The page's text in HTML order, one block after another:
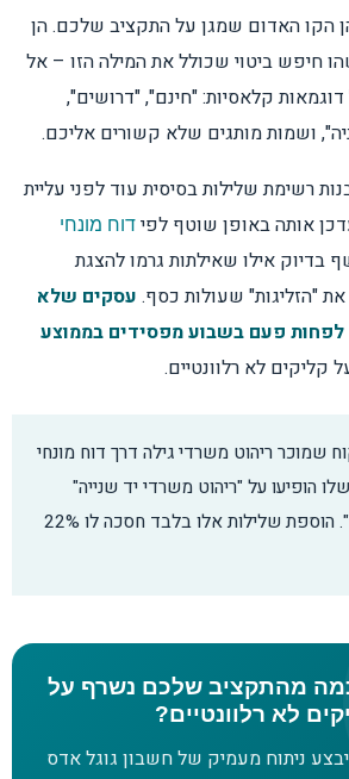
הקו האדום שמגן על התקציב שלכם. הן
חיפש ביטוי שכולל את המילה הזו – אל
קלאסיות: "חינם", "דרושים",
ושמות מותגים שלא קשורים אליכם.
רשימת שלילות בסיסית עוד לפני עליית
אותה באופן שוטף לפי דוח מונחי
בדיוק אילו שאילתות גרמו להצגת
"הזליגות" שעולות כסף. עסקים שלא
לפחות פעם בשבוע מפסידים בממוצע
קליקים לא רלוונטיים.
שמוכר ריהוט משרדי גילה דרך דוח מונחי
הופיעו על "ריהוט משרדי יד שנייה"
ו"ריהוט משרדי חינם". הוספת שלילות אלו בלבד חסכה לו 22%
מהתקציב שלכם נשרף על
לא רלוונטיים?
יבצע ניתוח מעמיק של חשבון גוגל אדס